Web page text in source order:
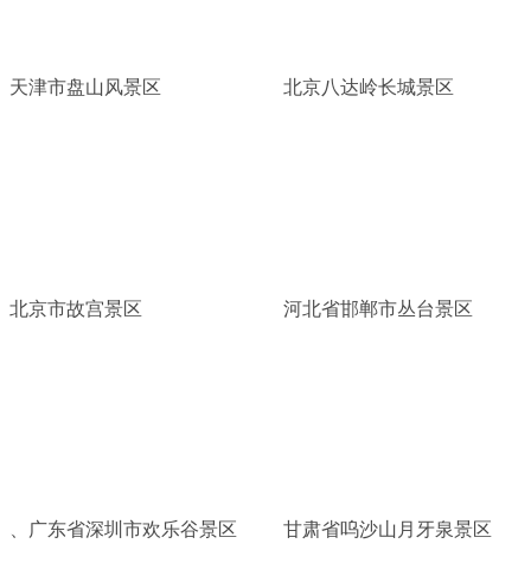
天津市盘山风景区 北京八达岭长城景区
北京市故宫景区 河北省邯郸市丛台景区
、广东省深圳市欢乐谷景区 甘肃省呜沙山月牙泉景区